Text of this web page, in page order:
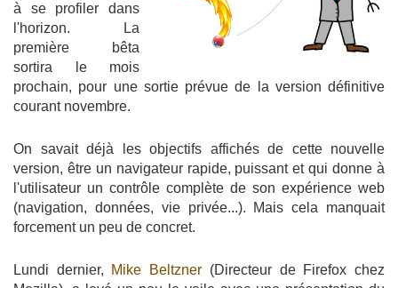
à se profiler dans
l'horizon. La
première bêta
sortira le mois
prochain, pour une sortie prévue de la version définitive
courant novembre.
On savait déjà les objectifs affichés de cette nouvelle
version, être un navigateur rapide, puissant et qui donne à
l'utilisateur un contrôle complète de son expérience web
(navigation, données, vie privée...). Mais cela manquait
forcement un peu de concret.
Lundi dernier, Mike Beltzner (Directeur de Firefox chez